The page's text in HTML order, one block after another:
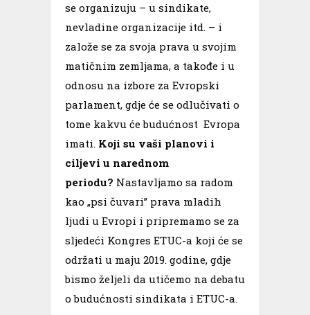
se organizuju – u sindikate,
nevladine organizacije itd. – i
založe se za svoja prava u svojim
matičnim zemljama, a takođe i u
odnosu na izbore za Evropski
parlament, gdje će se odlučivati o
tome kakvu će budućnost Evropa
imati. Koji su vaši planovi i
ciljevi u narednom
periodu? Nastavljamo sa radom
kao „psi čuvari” prava mladih
ljudi u Evropi i pripremamo se za
sljedeći Kongres ETUC-a koji će se
održati u maju 2019. godine, gdje
bismo željeli da utičemo na debatu
o budućnosti sindikata i ETUC-a.